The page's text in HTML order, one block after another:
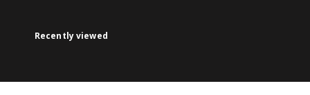
Recently viewed